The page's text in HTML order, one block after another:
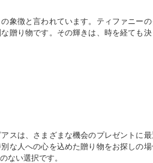
象徴と言われています。ティファニー
贈り物です。その輝きは、時を経ても
スは、さまざまな機会のプレゼントに
な人への心を込めた贈り物をお探しの
ない選択です。